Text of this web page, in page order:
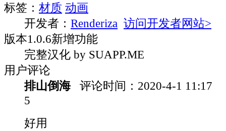
标签： 材质 动画
开发者： Renderiza 访问开发者网站>
版本1.0.6新增功能
完整汉化 by SUAPP.ME
用户评论
排山倒海
评论时间： 2020-4-1 11:17
5
好用